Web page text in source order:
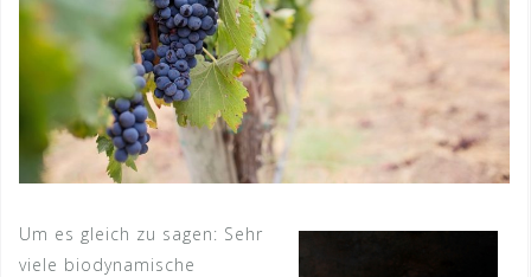
Um es gleich zu sagen: Sehr
viele biodynamische